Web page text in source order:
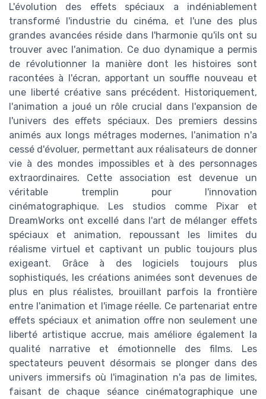
L'évolution des effets spéciaux a indéniablement
transformé l'industrie du cinéma, et l'une des plus
grandes avancées réside dans l'harmonie qu'ils ont su
trouver avec l'animation. Ce duo dynamique a permis
de révolutionner la manière dont les histoires sont
racontées à l'écran, apportant un souffle nouveau et
une liberté créative sans précédent. Historiquement,
l'animation a joué un rôle crucial dans l'expansion de
l'univers des effets spéciaux. Des premiers dessins
animés aux longs métrages modernes, l'animation n'a
cessé d'évoluer, permettant aux réalisateurs de donner
vie à des mondes impossibles et à des personnages
extraordinaires. Cette association est devenue un
véritable tremplin pour l'innovation
cinématographique. Les studios comme Pixar et
DreamWorks ont excellé dans l'art de mélanger effets
spéciaux et animation, repoussant les limites du
réalisme virtuel et captivant un public toujours plus
exigeant. Grâce à des logiciels toujours plus
sophistiqués, les créations animées sont devenues de
plus en plus réalistes, brouillant parfois la frontière
entre l'animation et l'image réelle. Ce partenariat entre
effets spéciaux et animation offre non seulement une
liberté artistique accrue, mais améliore également la
qualité narrative et émotionnelle des films. Les
spectateurs peuvent désormais se plonger dans des
univers immersifs où l'imagination n'a pas de limites,
faisant de chaque séance cinématographique une